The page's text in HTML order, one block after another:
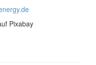
Pixabay